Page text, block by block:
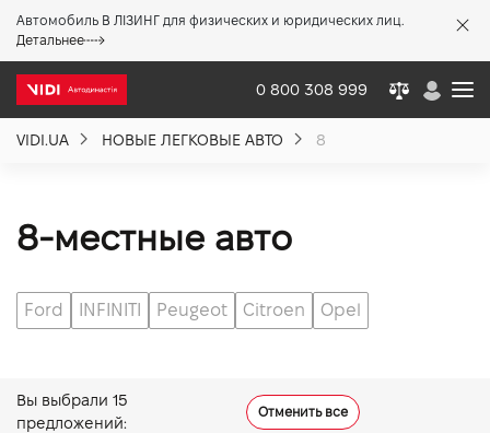
Автомобиль В ЛІЗИНГ для физических и юридических лиц.
Детальнее
0 800 308 999
VIDI.UA НОВЫЕ ЛЕГКОВЫЕ АВТО 8
8-местные авто
Ford INFINITI Peugeot Citroen Opel
Вы выбрали 15
предложений:
Отменить все
Акции %
Новости